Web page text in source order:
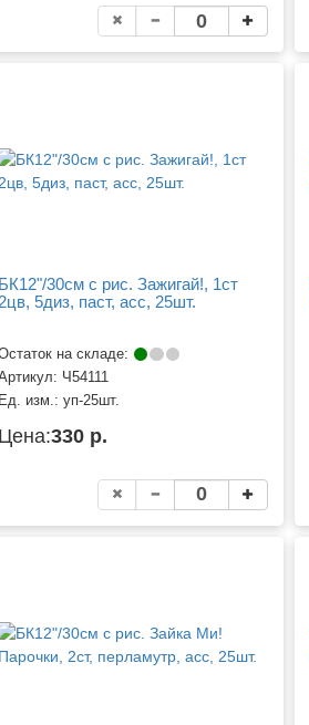
БК12"/30см с рис. Зажигай!, 1ст
2цв, 5диз, паст, асс, 25шт.
на складе:
Ч54111
Ед. изм.: уп-25шт.
Цена:330 р.